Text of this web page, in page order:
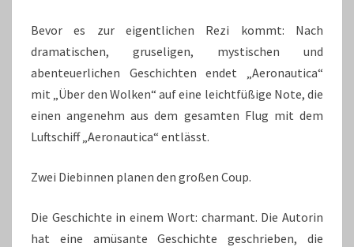
Bevor es zur eigentlichen Rezi kommt: Nach
dramatischen, gruseligen, mystischen und
abenteuerlichen Geschichten endet „Aeronautica“
mit „Über den Wolken“ auf eine leichtfüßige Note, die
einen angenehm aus dem gesamten Flug mit dem
Luftschiff „Aeronautica“ entlässt.
Zwei Diebinnen planen den großen Coup.
Die Geschichte in einem Wort: charmant. Die Autorin
hat eine amüsante Geschichte geschrieben, die